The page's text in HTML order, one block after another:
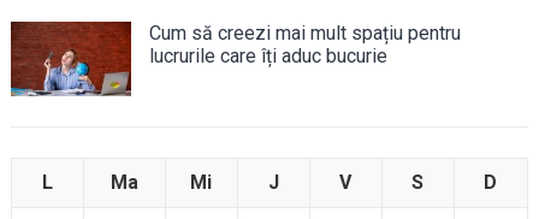
Cum să creezi mai mult spațiu pentru
lucrurile care îți aduc bucurie
L Ma Mi J V S D